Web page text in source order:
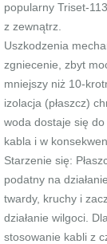
popularny Triset-
z zewnątrz.
Uszkodzenia
zgniecenie, zbyt
mniejszy niż 10-
izolacja (płaszcz)
woda dostaje się
kabla i w
Starzenie się:
podatny na
twardy, kruchy i
działanie wilgoci.
stosowanie kabli z